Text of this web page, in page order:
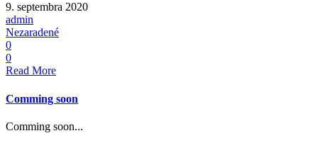
9. septembra 2020
admin
Nezaradené
0
0
Read More
Comming soon
Comming soon...